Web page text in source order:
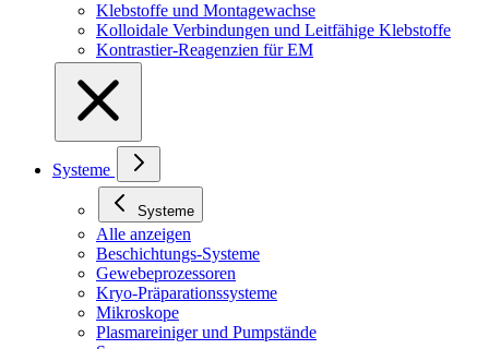
Klebstoffe und Montagewachse
Kolloidale Verbindungen und Leitfähige Klebstoffe
Kontrastier-Reagenzien für EM
Systeme
Systeme
Alle anzeigen
Beschichtungs-Systeme
Gewebeprozessoren
Kryo-Präparationssysteme
Mikroskope
Plasmareiniger und Pumpstände